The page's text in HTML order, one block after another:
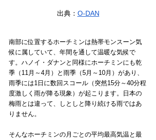
出典： O-DAN
南部に位置するホーチミンは熱帯モンスーン気
候に属していて、年間を通して温暖な気候で
す。ハノイ・ダナンと同様にホーチミンにも乾
季（11月～4月）と雨季（5月～10月）があり、
雨季には1日に数回スコール（突然15分～40分程
度激しく雨が降る現象）が起こります。日本の
梅雨とは違って、しとしと降り続ける雨ではあ
りません。
そんなホーチミンの月ごとの平均最高気温と最